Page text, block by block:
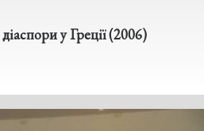
у Греції (2006)